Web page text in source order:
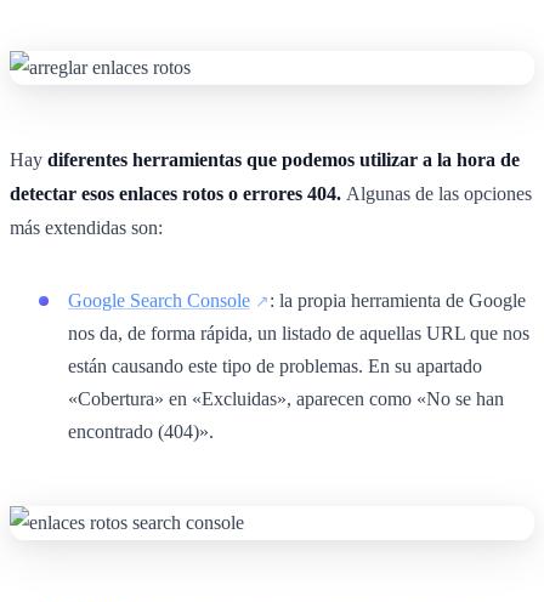
Hay diferentes herramientas que podemos utilizar a la hora de
detectar esos enlaces rotos o errores 404. Algunas de las opciones
más extendidas son:
Google Search Console
: la propia herramienta de Google
nos da, de forma rápida, un listado de aquellas URL que nos
están causando este tipo de problemas. En su apartado
«Cobertura» en «Excluidas», aparecen como «No se han
encontrado (404)».